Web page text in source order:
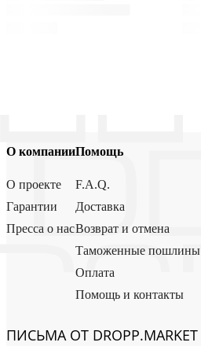
О компании
О проекте
Гарантии
Пресса о нас
Помощь
F.A.Q.
Доставка
Возврат и отмена
Таможенные пошлины
Оплата
Помощь и контакты
ПИСЬМА ОТ DROPP.MARKET